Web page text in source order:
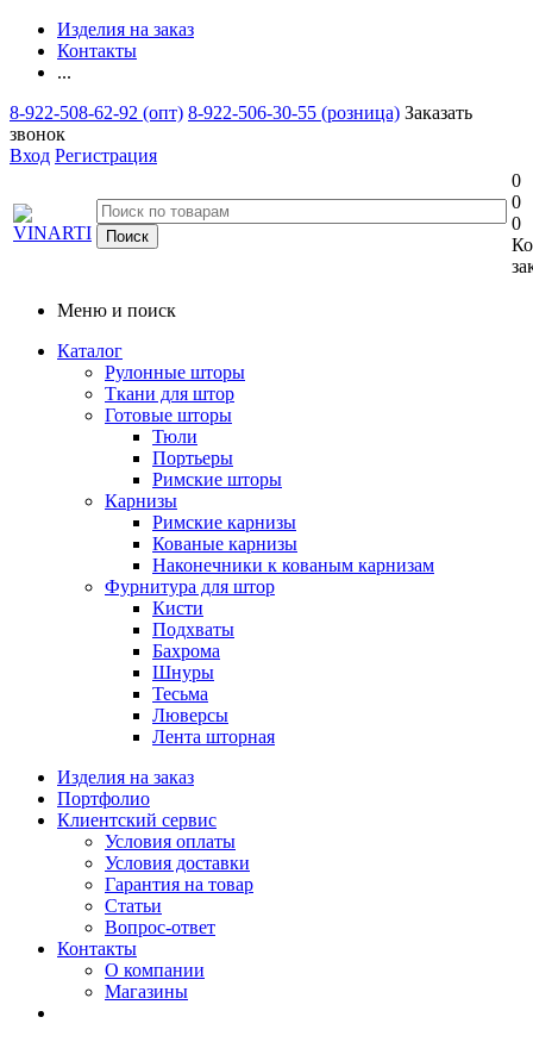
Изделия на заказ
Контакты
...
8-922-508-62-92 (опт) 8-922-506-30-55 (розница) Заказать
звонок
Вход Регистрация
0
0
0
Меню и поиск
Каталог
Рулонные шторы
Ткани для штор
Готовые шторы
Тюли
Портьеры
Римские шторы
Карнизы
Римские карнизы
Кованые карнизы
Наконечники к кованым карнизам
Фурнитура для штор
Кисти
Подхваты
Бахрома
Шнуры
Тесьма
Люверсы
Лента шторная
Изделия на заказ
Портфолио
Клиентский сервис
Условия оплаты
Условия доставки
Гарантия на товар
Статьи
Вопрос-ответ
Контакты
О компании
Магазины